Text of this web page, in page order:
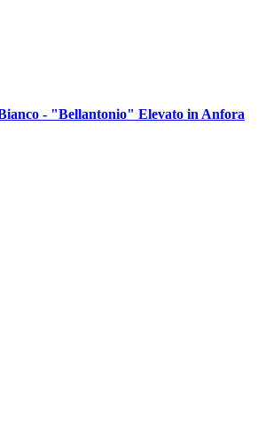
- "Bellantonio" Elevato in Anfora